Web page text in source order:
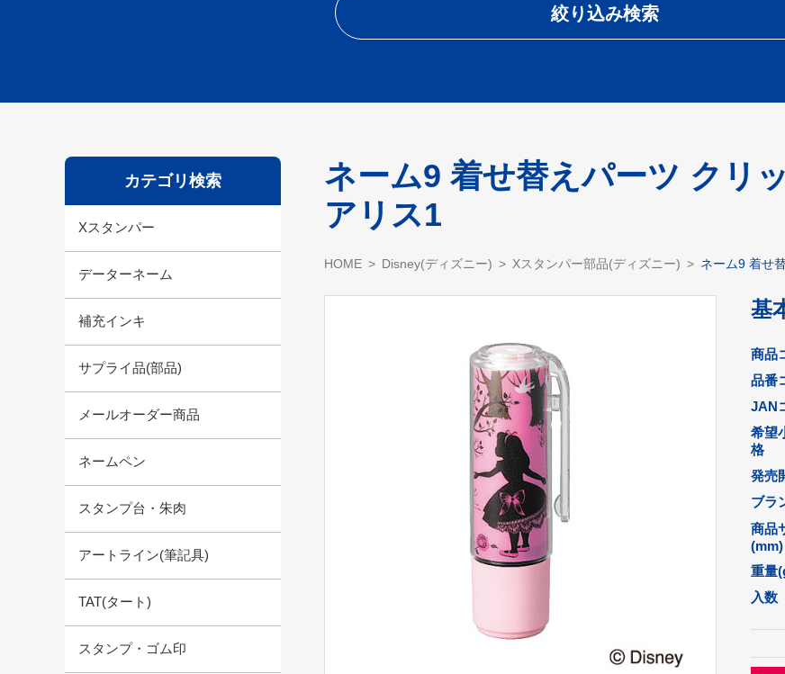
絞り込み検索
カテゴリ検索
Xスタンパー
データーネーム
補充インキ
サプライ品(部品)
メールオーダー商品
ネームペン
スタンプ台・朱肉
アートライン(筆記具)
TAT(タート)
スタンプ・ゴム印
ネーム9 着せ替えパーツ クリ
アリス1
HOME Disney(ディズニー) Xスタンパー部品(ディズニー) ネーム9 着せ
基
商品
品番
JAN
希望
格
発売
ブラ
商品
(mm)
重量
入数